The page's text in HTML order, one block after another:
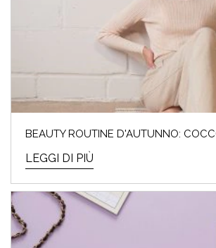
BEAUTY ROUTINE D'AUTUNNO:
LEGGI DI PIÙ